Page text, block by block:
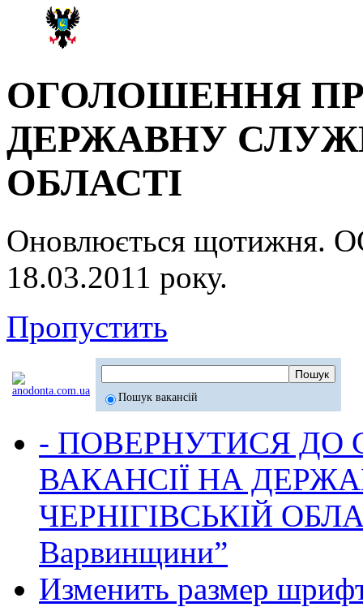
ОГОЛОШЕННЯ
ДЕРЖАВНУ
ОБЛАСТІ
Оновлюється
18.03.2011 року.
Пропустить
Пошук вакансій
- ПОВЕРНУТИСЯ ДО
ВАКАНСІЇ НА
ЧЕРНІГІВСЬКІЙ
Варвинщини”
Изменить размер